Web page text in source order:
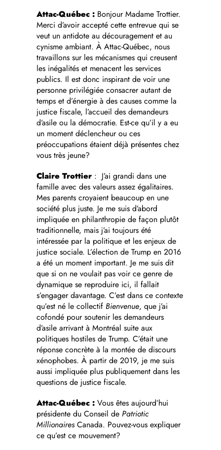
Attac-Québec : Bonjour Madame Trottier.
Merci d’avoir accepté cette entrevue qui se
veut un antidote au découragement et au
cynisme ambiant. À Attac-Québec, nous
travaillons sur les mécanismes qui creusent
les inégalités et menacent les services
publics. Il est donc inspirant de voir une
personne privilégiée consacrer autant de
temps et d’énergie à des causes comme la
justice fiscale, l’accueil des demandeurs
d’asile ou la démocratie. Est-ce qu’il y a eu
un moment déclencheur ou ces
préoccupations étaient déjà présentes chez
vous très jeune?
Claire Trottier : J’ai grandi dans une
famille avec des valeurs assez égalitaires.
Mes parents croyaient beaucoup en une
société plus juste. Je me suis d’abord
impliquée en philanthropie de façon plutôt
traditionnelle, mais j’ai toujours été
intéressée par la politique et les enjeux de
justice sociale. L’élection de Trump en 2016
a été un moment important. Je me suis dit
que si on ne voulait pas voir ce genre de
dynamique se reproduire ici, il fallait
s’engager davantage. C’est dans ce contexte
qu’est né le collectif Bienvenue, que j’ai
cofondé pour soutenir les demandeurs
d’asile arrivant à Montréal suite aux
politiques hostiles de Trump. C’était une
réponse concrète à la montée de discours
xénophobes. À partir de 2019, je me suis
aussi impliquée plus publiquement dans les
questions de justice fiscale.
Attac-Québec : Vous êtes aujourd’hui
présidente du Conseil de Patriotic
MillionairesCanada. Pouvez-vous expliquer
ce qu’est ce mouvement?